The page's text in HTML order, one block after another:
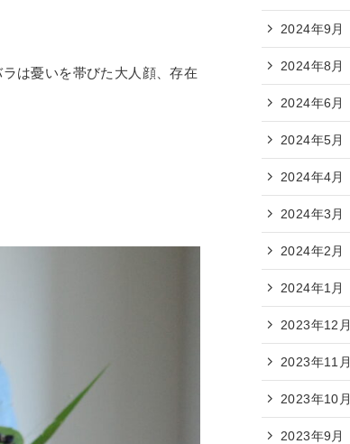
は憂いを帯びた大人顔、存在
2024年9月
2024年8月
2024年6月
2024年5月
2024年4月
2024年3月
2024年2月
2024年1月
2023年12月
2023年11月
2023年10月
2023年9月